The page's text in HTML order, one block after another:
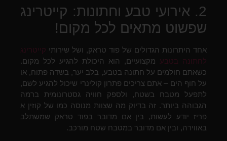
2. אירועי טבע וחתונות: קייטרינג
שפשוט מתאים לכל מקום!
אחד היתרונות הגדולים של פוד טראק, ושל שירותי קייטרינג
לחתונה בטבע מקצועיים, הוא היכולת להגיע לכל מקום.
כשאתם חולמים על חתונה בטבע, בלב יער, בשדה פתוח, או
על חוף הים – אתם צריכים פתרון קולינרי שיכול להגיע לשם,
לתפעל מטבח בשטח, ולספק חוויה גסטרונומית ברמה
הגבוהה ביותר. זה בדיוק מה שצוות מנוסה כמו של קוזין א
פריז יודע לעשות, בין אם מדובר בפוד טראק שמשתלב
באווירה, ובין אם מדובר במטבח שטח מורכב.